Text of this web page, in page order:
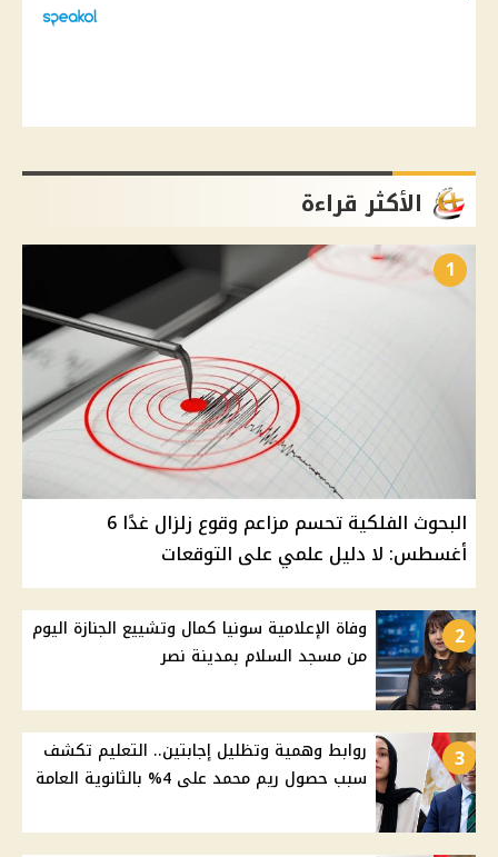
الأكثر قراءة
1
البحوث الفلكية تحسم مزاعم وقوع زلزال غدًا 6
أغسطس: لا دليل علمي على التوقعات
2
وفاة الإعلامية سونيا كمال وتشييع الجنازة اليوم
من مسجد السلام بمدينة نصر
3
روابط وهمية وتظليل إجابتين.. التعليم تكشف
سبب حصول ريم محمد على 4% بالثانوية العامة